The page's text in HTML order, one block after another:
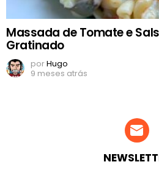
Massada de Tomate e
Gratinado
porHugo
9 meses atrás